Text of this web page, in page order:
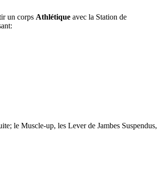
un corps Athlétique avec la Station de
le Muscle-up, les Lever de Jambes Suspendus,